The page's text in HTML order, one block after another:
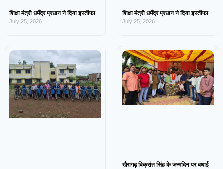
शिक्षा मंत्री धर्मेंद्र प्रधान ने दिया इस्तीफा
July 25, 2026
शिक्षा मंत्री धर्मेंद्र प्रधान ने दिया इस्तीफा
July 25, 2026
खैरागढ़ विक्रांत सिंह के जन्मदिन पर बधाई